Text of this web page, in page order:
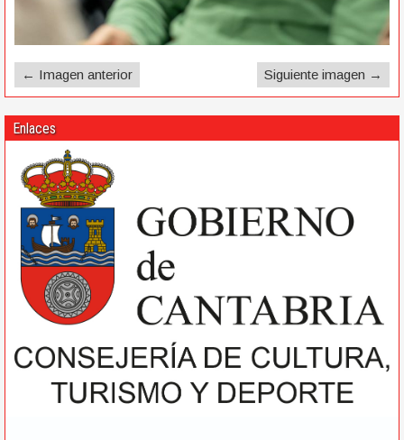
← Imagen anterior Siguiente imagen →
Enlaces